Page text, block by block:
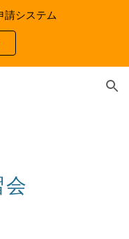
請システム
会